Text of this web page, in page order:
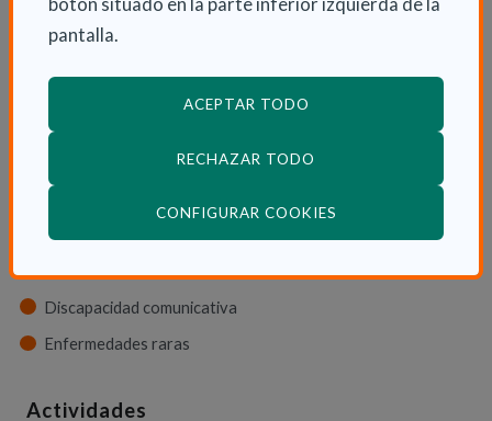
pantalla.
ACEPTAR TODO
RECHAZAR TODO
CONFIGURAR COOKIES
Discapacidad física
Discapacidad psíquica
Discapacidad orgánica
Discapacidad neurológica
Discapacidad comunicativa
Enfermedades raras
Actividades